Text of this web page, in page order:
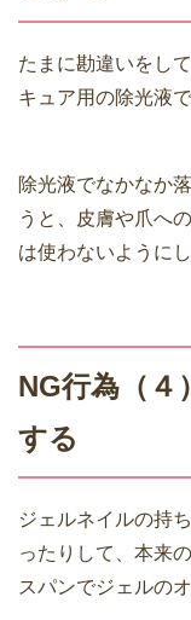
たまに勘違いをし
キュア用の除光液
除光液でなかなか
うと、皮膚や爪へ
は使わないように
NG行為（４
する
ジェルネイルの持
ったりして、本来
スパンでジェルの